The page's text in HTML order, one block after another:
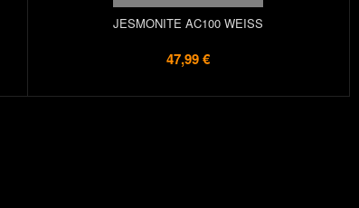
JESMONITE AC100 WEISS
47,99 €